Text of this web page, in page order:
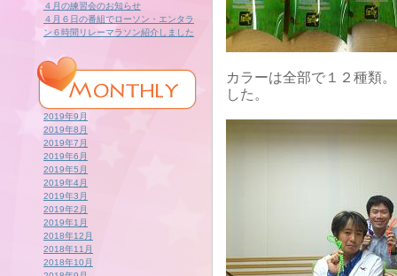
４月の練習会のお知らせ
４月６日の番組でローソン・エンタラ
ン６時間リレーマラソン紹介しました
2019年9月
2019年8月
2019年7月
2019年6月
2019年5月
2019年4月
2019年3月
2019年2月
2019年1月
2018年12月
2018年11月
2018年10月
カラーは全部で１２種類
した。